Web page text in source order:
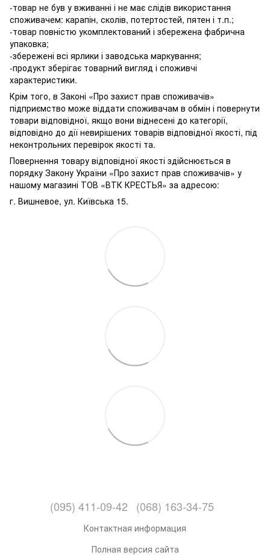
-товар не був у вживанні і не має слідів використання
споживачем: карапін, сколів, потертостей, пятен і т.п.;
-товар повністю укомплектований і збережена фабрична
упаковка;
-збережені всі ярлики і заводська маркування;
-продукт зберігає товарний вигляд і споживчі
характеристики.
Крім того, в Законі «Про захист прав споживачів»
підприємство може віддати споживачам в обмін і повернути
товари відповідної, якщо вони віднесені до категорії,
відповідно до дії невирішених товарів відповідної якості, під
неконтрольних перевірок якості та.
Повернення товару відповідної якості здійснюється в
порядку Закону України «Про захист прав споживачів» у
нашому магазині ТОВ «ВТК КРЕСТЬЯ» за адресою:
г. Вишневое, ул. Київська 15.
(095) 411-09-42 (068) 163-34-75
Контактная информация
Полная версия сайта